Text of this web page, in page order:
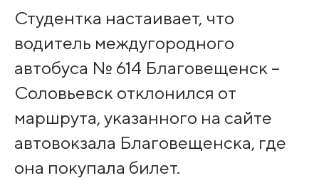
Студентка настаивает, что
водитель междугородного
автобуса № 614 Благовещенск –
Соловьевск отклонился от
маршрута, указанного на сайте
автовокзала Благовещенска, где
она покупала билет.